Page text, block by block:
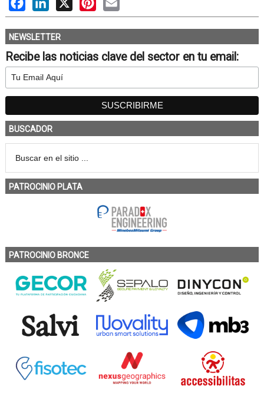
NEWSLETTER
Recibe las noticias clave del sector en tu email:
BUSCADOR
PATROCINIO PLATA
PATROCINIO BRONCE